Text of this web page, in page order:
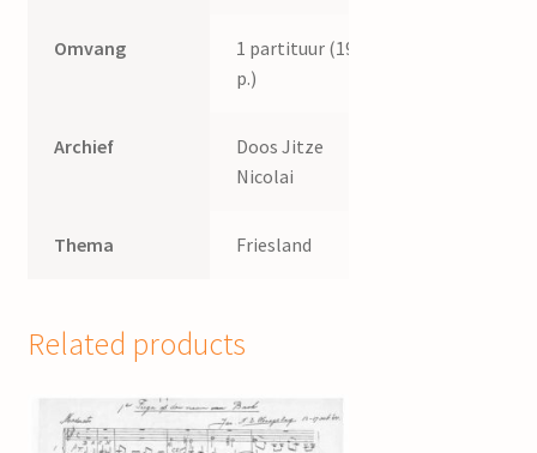
Omvang
1 partituur (19
p.)
Archief
Doos Jitze
Nicolai
Thema Friesland
Related products